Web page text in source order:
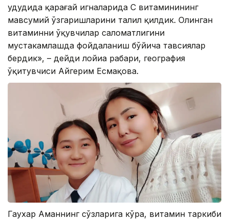
ҳудудида қарағай игналарида C витаминининг
мавсумий ўзгаришларини таҳлил қилдик. Олинган
витаминни ўқувчилар саломатлигини
мустаҳкамлашда фойдаланиш бўйича тавсиялар
бердик», – дейди лойиҳа раҳбари, география
ўқитувчиси Айгерим Есмақова.
Гаухар Аманнинг сўзларига кўра, витамин таркиби